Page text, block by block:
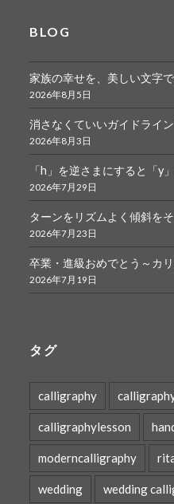
BLOG
家族の幸せを、美しい文字
2026年8月5日
消さなくていいガイドライ
2026年8月3日
「h」を逆さまにすると「y
2026年7月29日
ターンをリズムよく傾斜を
2026年7月23日
卒業・進級おめでとう～カ
2026年7月19日
タグ
calligraphy
calligraphylesson
moderncalligraphy
wedding wedding